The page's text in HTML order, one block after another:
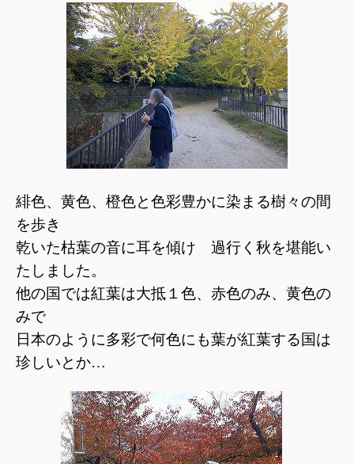
緋色、黄色、橙色と色彩豊かに染まる樹々の間
を歩き
乾いた枯葉の音に耳を傾け 過行く秋を堪能い
たしました。
他の国では紅葉は大抵１色、赤色のみ、黄色の
みで
日本のように多彩で何色にも葉が紅葉する国は
珍しいとか…